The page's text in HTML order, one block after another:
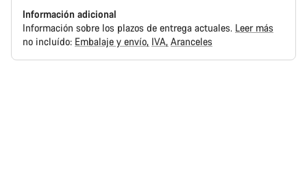
Información adicional
Información sobre los plazos de entrega actuales. Leer más
no incluído: Embalaje y envío IVA Aranceles